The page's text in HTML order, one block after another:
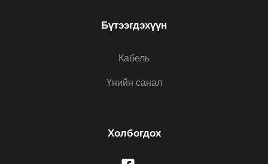
Бүтээгдэхүүн
Кабель
Үнийн санал
Холбогдох